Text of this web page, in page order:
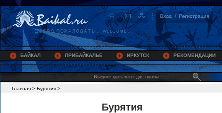
БАЙКАЛ ПРИБАЙКАЛЬЕ ИРКУТСК РЕКОМЕНДАЦИИ
Главная > Бурятия >
Бурятия